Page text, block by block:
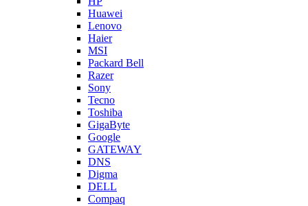
Huawei
Lenovo
Haier
MSI
Packard Bell
Razer
Sony
Tecno
Toshiba
GigaByte
Google
GATEWAY
DNS
Digma
DELL
Compaq